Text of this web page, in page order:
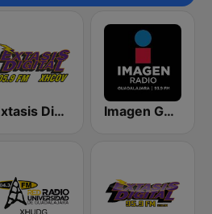
Éxtasis Digital Guadalajara Imagen Guadalajara 93.9 FM